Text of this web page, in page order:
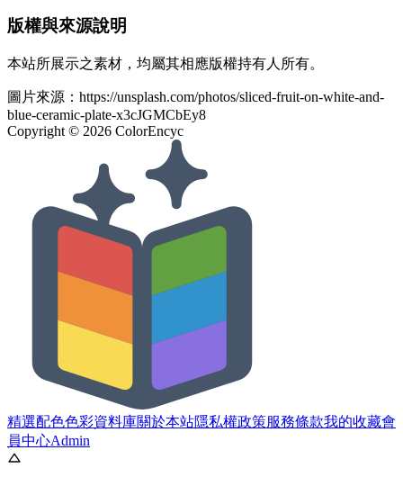
版權與來源說明
本站所展示之素材，均屬其相應版權持有人所有。
圖片來源： https://unsplash.com/photos/sliced-fruit-on-white-and-
blue-ceramic-plate-x3cJGMCbEy8
Copyright © 2026 ColorEncyc
精選配色色彩資料庫關於本站隱私權政策服務條款我的收藏會
員中心Admin